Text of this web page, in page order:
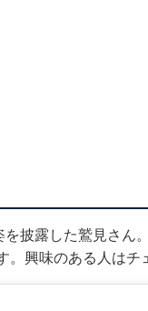
披露した鷲見さん
興味のある人はチ